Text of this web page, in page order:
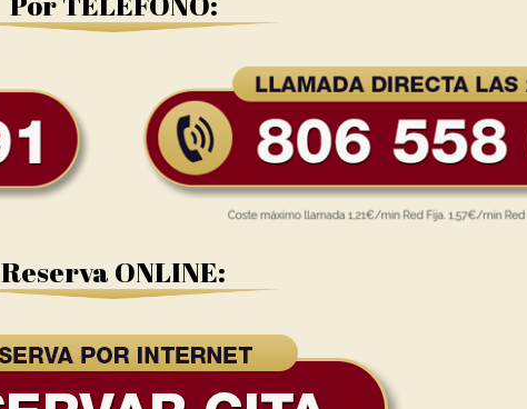
Reserva ONLINE: